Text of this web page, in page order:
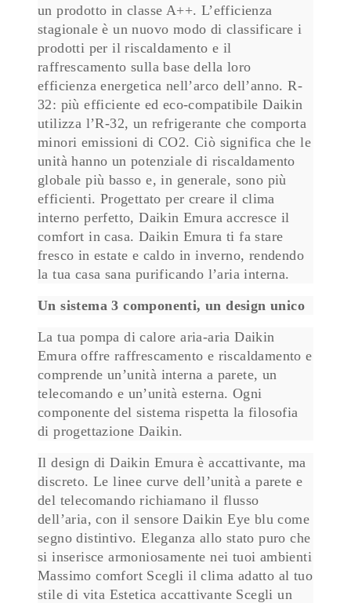
un prodotto in classe A++. L’efficienza
stagionale è un nuovo modo di classificare i
prodotti per il riscaldamento e il
raffrescamento sulla base della loro
efficienza energetica nell’arco dell’anno. R-
32: più efficiente ed eco-compatibile Daikin
utilizza l’R-32, un refrigerante che comporta
minori emissioni di CO2. Ciò significa che le
unità hanno un potenziale di riscaldamento
globale più basso e, in generale, sono più
efficienti. Progettato per creare il clima
interno perfetto, Daikin Emura accresce il
comfort in casa. Daikin Emura ti fa stare
fresco in estate e caldo in inverno, rendendo
la tua casa sana purificando l’aria interna.
Un sistema 3 componenti, un design unico
La tua pompa di calore aria-aria Daikin
Emura offre raffrescamento e riscaldamento e
comprende un’unità interna a parete, un
telecomando e un’unità esterna. Ogni
componente del sistema rispetta la filosofia
di progettazione Daikin.
Il design di Daikin Emura è accattivante, ma
discreto. Le linee curve dell’unità a parete e
del telecomando richiamano il flusso
dell’aria, con il sensore Daikin Eye blu come
segno distintivo. Eleganza allo stato puro che
si inserisce armoniosamente nei tuoi ambienti
Massimo comfort Scegli il clima adatto al tuo
stile di vita Estetica accattivante Scegli un